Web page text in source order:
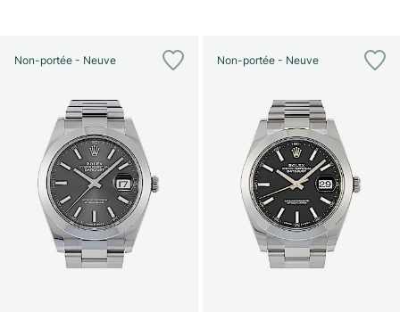
Non-portée - Neuve Non-portée - Neuve